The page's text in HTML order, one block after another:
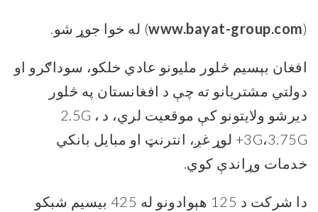
(
www.bayat-group.com) له خوا جوړ شو.
افغان بېسیم څلور ملیونو عادي خلکو، سوداګرو او
دولتي مشتریانو ته چې د افغانستان په څلور
دیرشو ولایتونو کې موقعیت لري، د 2.5G ،
3G،3.75G+ لوړ غږ، انترنټ او مبایل بانکي
خدمات وړاندې کوي.
دا شرکت د 125 هېوادونو له 425 بیسیم شبکو